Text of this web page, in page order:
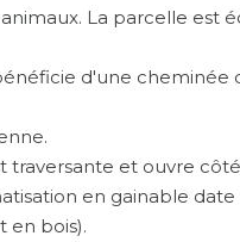
La parcelle est
d'une cheminée
et ouvre côté
en gainable
en bois).